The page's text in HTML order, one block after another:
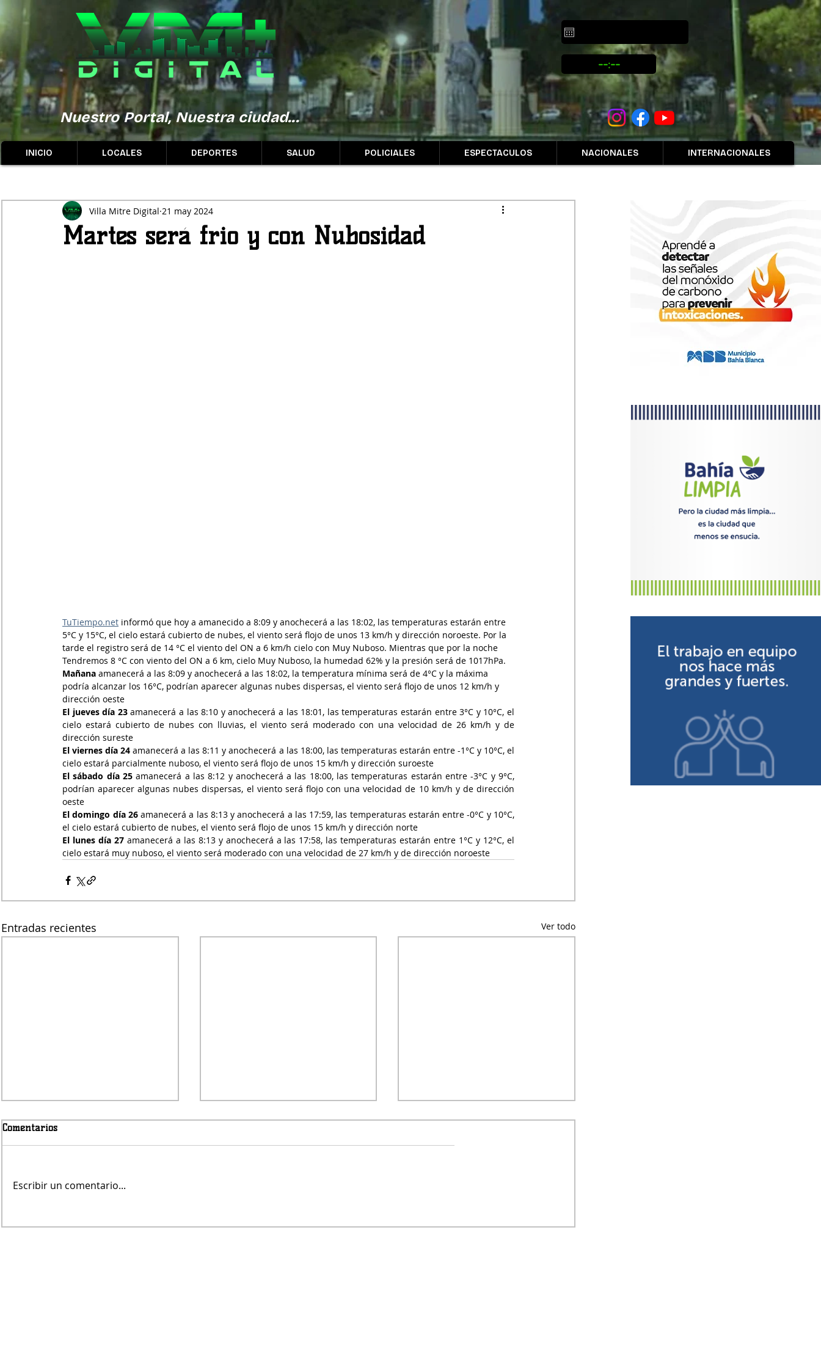
Nuestro Portal, Nuestra ciudad...
INICIO LOCALES DEPORTES SALUD POLICIALES ESPECTACULOS NACIONALES INTERNACIONALES
Martes será frio y con Nubosidad
Villa Mitre Digital 21 may 2024
TuTiempo.net informó que hoy a amanecido a 8:09 y anochecerá a las 18:02, las temperaturas estarán entre
5°C y 15°C, el cielo estará cubierto de nubes, el viento será flojo de unos 13 km/h y dirección noroeste. Por la
tarde el registro será de 14 °C el viento del ON a 6 km/h cielo con Muy Nuboso. Mientras que por la noche
Tendremos 8 °C con viento del ON a 6 km, cielo Muy Nuboso, la humedad 62% y la presión será de 1017hPa.
Mañana amanecerá a las 8:09 y anochecerá a las 18:02, la temperatura mínima será de 4°C y la máxima
podría alcanzar los 16°C, podrían aparecer algunas nubes dispersas, el viento será flojo de unos 12 km/h y
dirección oeste
El jueves día 23 amanecerá a las 8:10 y anochecerá a las 18:01, las temperaturas estarán entre 3°C y 10°C, el
cielo estará cubierto de nubes con lluvias, el viento será moderado con una velocidad de 26 km/h y de
dirección sureste
El viernes día 24 amanecerá a las 8:11 y anochecerá a las 18:00, las temperaturas estarán entre -1°C y 10°C, el
cielo estará parcialmente nuboso, el viento será flojo de unos 15 km/h y dirección suroeste
El sábado día 25 amanecerá a las 8:12 y anochecerá a las 18:00, las temperaturas estarán entre -3°C y 9°C,
podrían aparecer algunas nubes dispersas, el viento será flojo con una velocidad de 10 km/h y de dirección
oeste
El domingo día 26 amanecerá a las 8:13 y anochecerá a las 17:59, las temperaturas estarán entre -0°C y 10°C,
el cielo estará cubierto de nubes, el viento será flojo de unos 15 km/h y dirección norte
El lunes día 27 amanecerá a las 8:13 y anochecerá a las 17:58, las temperaturas estarán entre 1°C y 12°C, el
cielo estará muy nuboso, el viento será moderado con una velocidad de 27 km/h y de dirección noroeste
Entradas recientes Ver todo
Comentarios
Escribir un comentario...